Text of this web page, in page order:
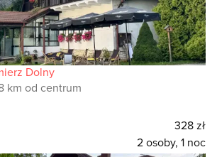
Dolny
km od centrum
328 zł
2 osoby, 1 noc